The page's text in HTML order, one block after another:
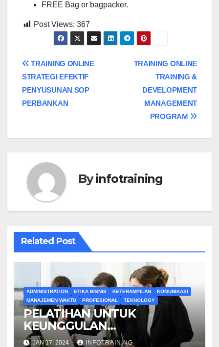
FREE Bag or bagpacker.
Post Views: 367
Post
navigation
TRAINING ONLINE
TRAINING &
DEVELOPMENT
MANAGEMENT
PROGRAM
TRAINING ONLINE
STRATEGI EFEKTIF
PENYUSUNAN SOP
PERBANKAN
Byinfotraining
Related Post
ADMINISTRATION ETIKA BISNIS KETERAMPILAN
KOMUNIKASI
MANAJEMEN WAKTU
PROFESIONAL TEKNOLOGY
PELATIHAN UNTUK
KEUNGGULAN
ADMINISTRATIF
JAN 17, 2024 INFOTRAINING